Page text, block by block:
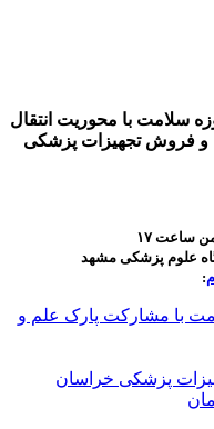
سلامت با محوریت انتقال
و فروش تجهیزات پزشکی
ساعت ۱۷
علوم پزشکی مشهد
:
با مشارکت پارک علم و
پزشکی خراسان